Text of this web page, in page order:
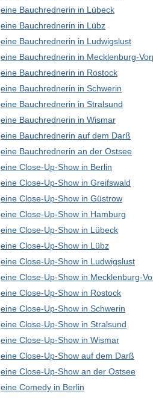
eine Bauchrednerin in Lübeck
eine Bauchrednerin in Lübz
eine Bauchrednerin in Ludwigslust
eine Bauchrednerin in Mecklenburg-
eine Bauchrednerin in Rostock
eine Bauchrednerin in Schwerin
eine Bauchrednerin in Stralsund
eine Bauchrednerin in Wismar
eine Bauchrednerin auf dem Darß
eine Bauchrednerin an der Ostsee
eine Close-Up-Show in Berlin
eine Close-Up-Show in Greifswald
eine Close-Up-Show in Güstrow
eine Close-Up-Show in Hamburg
eine Close-Up-Show in Lübeck
eine Close-Up-Show in Lübz
eine Close-Up-Show in Ludwigslust
eine Close-Up-Show in Mecklenburg-
eine Close-Up-Show in Rostock
eine Close-Up-Show in Schwerin
eine Close-Up-Show in Stralsund
eine Close-Up-Show in Wismar
eine Close-Up-Show auf dem Darß
eine Close-Up-Show an der Ostsee
eine Comedy in Berlin